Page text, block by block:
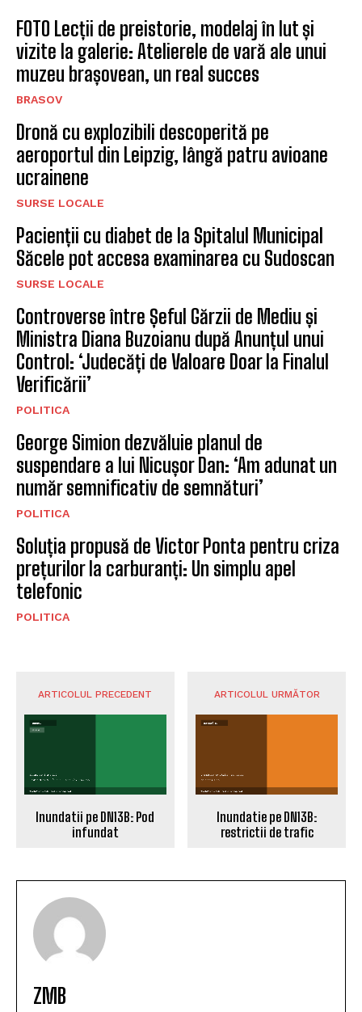
FOTO Lecții de preistorie, modelaj în lut și
vizite la galerie: Atelierele de vară ale unui
muzeu brașovean, un real succes
BRASOV
Dronă cu explozibili descoperită pe
aeroportul din Leipzig, lângă patru avioane
ucrainene
SURSE LOCALE
Pacienții cu diabet de la Spitalul Municipal
Săcele pot accesa examinarea cu Sudoscan
SURSE LOCALE
Controverse între Șeful Gărzii de Mediu și
Ministra Diana Buzoianu după Anunțul unui
Control: ‘Judecăți de Valoare Doar la Finalul
Verificării’
POLITICA
George Simion dezvăluie planul de
suspendare a lui Nicușor Dan: ‘Am adunat un
număr semnificativ de semnături’
POLITICA
Soluția propusă de Victor Ponta pentru criza
prețurilor la carburanți: Un simplu apel
telefonic
POLITICA
ARTICOLUL PRECEDENT
Inundatii pe DN13B: Pod
ARTICOLUL URMĂTOR